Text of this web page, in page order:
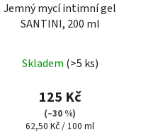
Jemný mycí intimní gel
SANTINI, 200 ml
hodnocení
produktu
je
5,0
Skladem (>5 ks)
125 Kč
(–30 %)
Měrná
62,50 Kč / 100 ml